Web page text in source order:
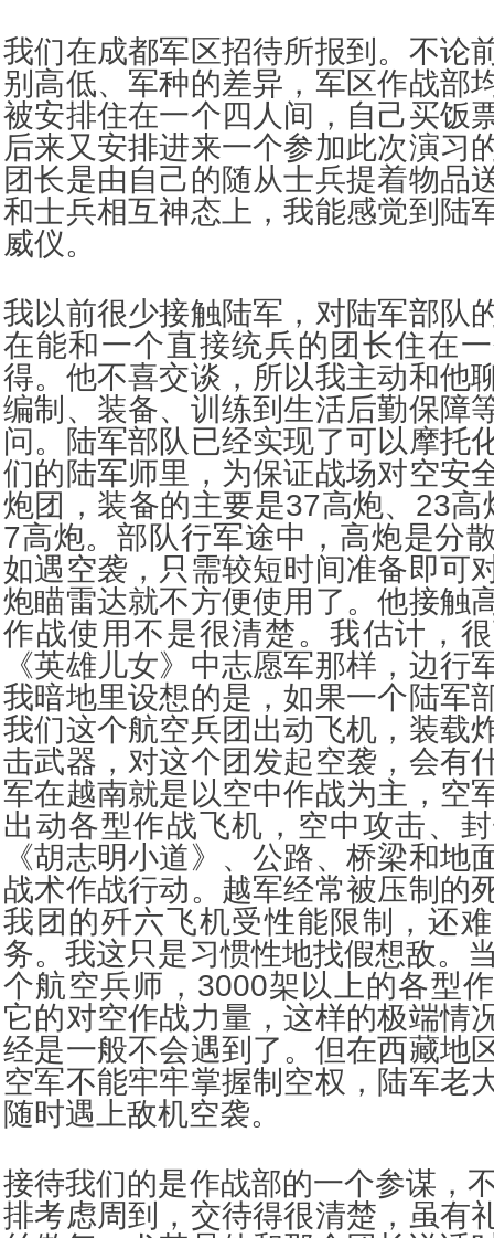
我们在成都军区招待所报到。不论
别高低、军种的差异，军区作战部
被安排住在一个四人间，自己买饭
后来又安排进来一个参加此次演习
团长是由自己的随从士兵提着物品
和士兵相互神态上，我能感觉到陆
威仪。
我以前很少接触陆军，对陆军部队
在能和一个直接统兵的团长住在
得。他不喜交谈，所以我主动和他
编制、装备、训练到生活后勤保障
问。陆军部队已经实现了可以摩托
们的陆军师里，为保证战场对空安
炮团，装备的主要是37高炮、23高
7高炮。部队行军途中，高炮是分
如遇空袭，只需较短时间准备即可
炮瞄雷达就不方便使用了。他接触
作战使用不是很清楚。我估计，
《英雄儿女》中志愿军那样，边行
我暗地里设想的是，如果一个陆军
我们这个航空兵团出动飞机，装载
击武器，对这个团发起空袭，会有
军在越南就是以空中作战为主，空
出动各型作战飞机，空中攻击、
《胡志明小道》、公路、桥梁和地
战术作战行动。越军经常被压制的
我团的歼六飞机受性能限制，还
务。我这只是习惯性地找假想敌。
个航空兵师，3000架以上的各型
它的对空作战力量，这样的极端情
经是一般不会遇到了。但在西藏地
空军不能牢牢掌握制空权，陆军老
随时遇上敌机空袭。
接待我们的是作战部的一个参谋，
排考虑周到，交待得很清楚，虽有